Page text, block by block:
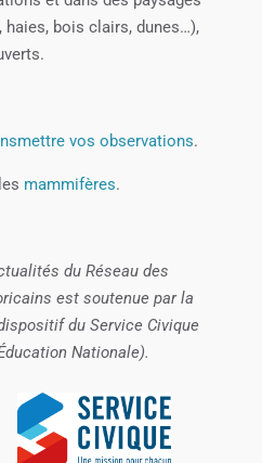
bois clairs, dunes…),
vos observations.
mammifères.
du Réseau des
est soutenue par la
du Service Civique
Nationale).